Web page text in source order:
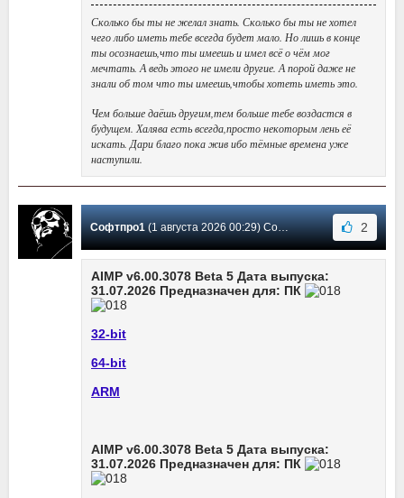
Сколько бы ты не желал знать. Сколько бы ты не хотел
чего либо иметь тебе всегда будет мало. Но лишь в конце
ты осознаешь,что ты имеешь и имел всё о чём мог
мечтать. А ведь этого не имели другие. А порой даже не
знали об том что ты имеешь,чтобы хотеть иметь это.
Чем больше даёшь другим,тем больше тебе воздастся в
будущем. Халява есть всегда,просто некоторым лень её
искать. Дари благо пока жив ибо тёмные времена уже
наступили.
Софтпро1(1 августа 2026 00:29) Сообщение #3689 2
AIMP v6.00.3078 Beta 5 Дата выпуска:
31.07.2026 Предназначен для: ПК
32-bit
64-bit
ARM
AIMP v6.00.3078 Beta 5 Дата выпуска:
31.07.2026 Предназначен для: ПК